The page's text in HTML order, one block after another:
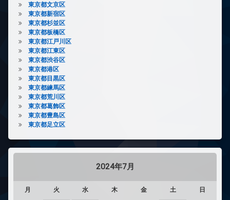
東京都文京区
東京都新宿区
東京都杉並区
東京都板橋区
東京都江戸川区
東京都江東区
東京都渋谷区
東京都港区
東京都目黒区
東京都練馬区
東京都荒川区
東京都葛飾区
東京都豊島区
東京都足立区
2024年7月
月 火 水 木 金 土 日